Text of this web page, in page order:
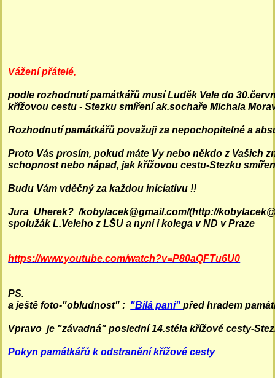
podle rozhodnutí památkářů musí Luděk Vele do
křížovou cestu - Stezku smíření ak.sochaře Michala
Rozhodnutí památkářů považuji za nepochopitelné a
Proto Vás prosím, pokud máte Vy nebo někdo z Vašich
schopnost nebo nápad, jak křížovou cestu-Stezku
Budu Vám vděčný za každou iniciativu !!
Jura  Uherek?  /kobylacek@gmail.com/(http://
spolužák L.Veleho z LŠU a nyní i kolega v ND v Praze
https://www.youtube.com/watch?v=P80aQFTu6U0
PS.
a ještě foto-"obludnost" : "Bílá paní" před hradem
Vpravo  je "závadná" poslední 14.stéla křížové cesty-
Pokyn památkářů k odstranění křížové cesty